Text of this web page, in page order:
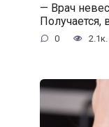
— Врач
Получается,
0 2.1к.